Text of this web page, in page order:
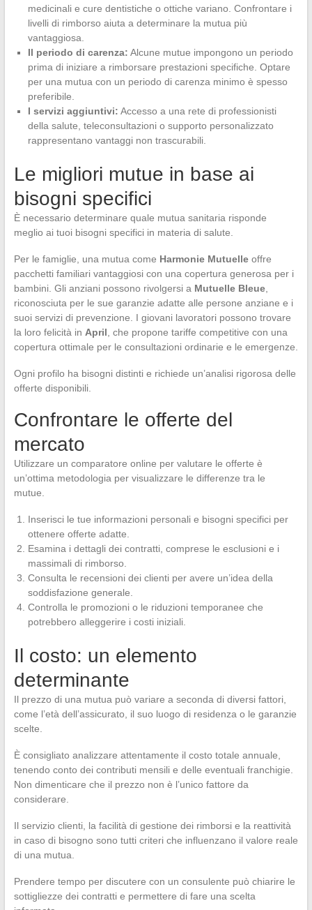
medicinali e cure dentistiche o ottiche variano. Confrontare i
livelli di rimborso aiuta a determinare la mutua più
vantaggiosa.
Il periodo di carenza: Alcune mutue impongono un periodo
prima di iniziare a rimborsare prestazioni specifiche. Optare
per una mutua con un periodo di carenza minimo è spesso
preferibile.
I servizi aggiuntivi: Accesso a una rete di professionisti
della salute, teleconsultazioni o supporto personalizzato
rappresentano vantaggi non trascurabili.
Le migliori mutue in base ai
bisogni specifici
È necessario determinare quale mutua sanitaria risponde
meglio ai tuoi bisogni specifici in materia di salute.
Per le famiglie, una mutua come Harmonie Mutuelleoffre
pacchetti familiari vantaggiosi con una copertura generosa per i
bambini. Gli anziani possono rivolgersi a Mutuelle Bleue,
riconosciuta per le sue garanzie adatte alle persone anziane e i
suoi servizi di prevenzione. I giovani lavoratori possono trovare
la loro felicità in April , che propone tariffe competitive con una
copertura ottimale per le consultazioni ordinarie e le emergenze.
Ogni profilo ha bisogni distinti e richiede un’analisi rigorosa delle
offerte disponibili.
Confrontare le offerte del
mercato
Utilizzare un comparatore online per valutare le offerte è
un’ottima metodologia per visualizzare le differenze tra le
mutue.
Inserisci le tue informazioni personali e bisogni specifici per
ottenere offerte adatte.
Esamina i dettagli dei contratti, comprese le esclusioni e i
massimali di rimborso.
Consulta le recensioni dei clienti per avere un’idea della
soddisfazione generale.
Controlla le promozioni o le riduzioni temporanee che
potrebbero alleggerire i costi iniziali.
Il costo: un elemento
determinante
Il prezzo di una mutua può variare a seconda di diversi fattori,
come l’età dell’assicurato, il suo luogo di residenza o le garanzie
scelte.
È consigliato analizzare attentamente il costo totale annuale,
tenendo conto dei contributi mensili e delle eventuali franchigie.
Non dimenticare che il prezzo non è l’unico fattore da
considerare.
Il servizio clienti, la facilità di gestione dei rimborsi e la reattività
in caso di bisogno sono tutti criteri che influenzano il valore reale
di una mutua.
Prendere tempo per discutere con un consulente può chiarire le
sottigliezze dei contratti e permettere di fare una scelta